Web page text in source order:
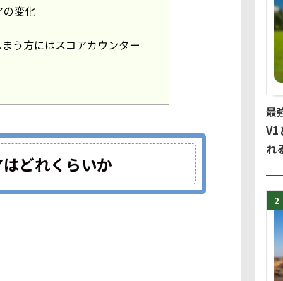
の変化
う方にはスコアカウンター
どれくらいか
最
V1
れ
2